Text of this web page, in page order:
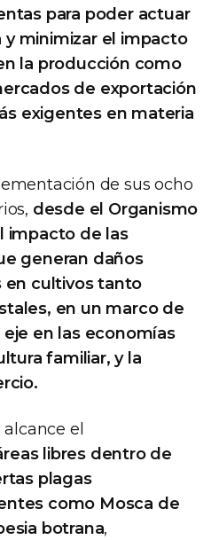
para poder actuar
minimizar el impacto
la producción como
de exportación
exigentes en materia
de sus ocho
desde el Organismo
impacto de las
generan daños
en cultivos tanto
en un marco de
en las economías
familiar, y la
el
libres dentro de
plagas
como Mosca de
botrana,